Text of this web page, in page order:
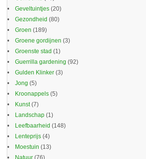
Geveltuintjes (20)
Gezondheid (80)
Groen (189)
Groene gordijnen (3)
Groenste stad (1)
Guerrilla gardening (92)
Gulden Klinker (3)
Jong (5)
Kroonappels (5)
Kunst(7)
Landschap (1)
Leefbaarheid (148)
Lenteprijs (4)
Moestuin (13)